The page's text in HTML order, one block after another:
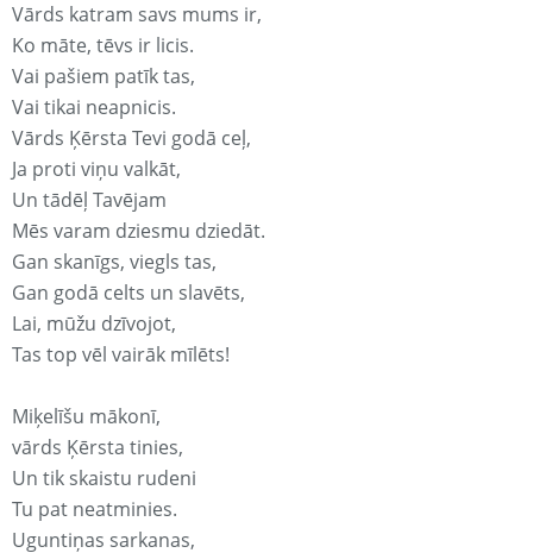
Vārds katram savs mums ir,
Ko māte, tēvs ir licis.
Vai pašiem patīk tas,
Vai tikai neapnicis.
Vārds Ķērsta Tevi godā ceļ,
Ja proti viņu valkāt,
Un tādēļ Tavējam
Mēs varam dziesmu dziedāt.
Gan skanīgs, viegls tas,
Gan godā celts un slavēts,
Lai, mūžu dzīvojot,
Tas top vēl vairāk mīlēts!
Miķelīšu mākonī,
vārds Ķērsta tinies,
Un tik skaistu rudeni
Tu pat neatminies.
Uguntiņas sarkanas,